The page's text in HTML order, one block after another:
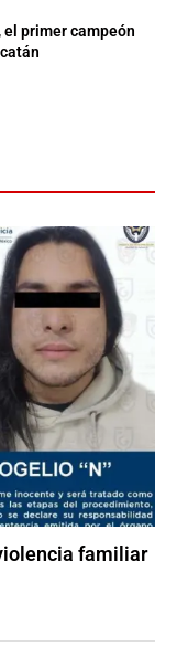
primer campeón
familiar